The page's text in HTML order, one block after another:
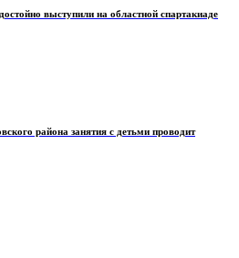
выступили на областной спартакиаде
района занятия с детьми проводит